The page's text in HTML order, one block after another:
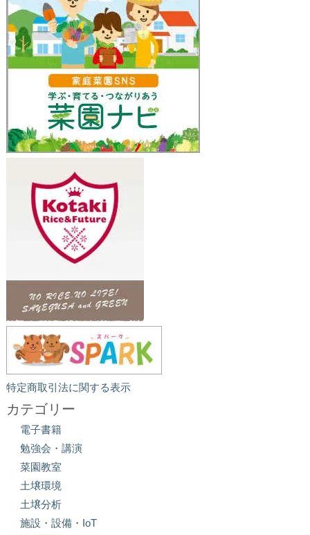
特定商取引法に関する表示
カテゴリー
電子書籍
勉強会・講演
菜園教室
土壌環境
土壌分析
施設・設備・IoT